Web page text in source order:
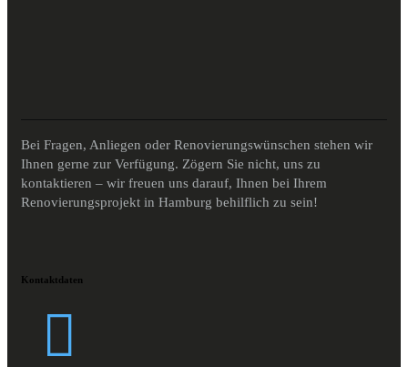
Bei Fragen, Anliegen oder Renovierungswünschen stehen wir
Ihnen gerne zur Verfügung. Zögern Sie nicht, uns zu
kontaktieren – wir freuen uns darauf, Ihnen bei Ihrem
Renovierungsprojekt in Hamburg behilflich zu sein!
Kontaktdaten